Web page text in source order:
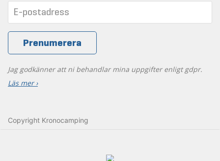
Jag godkänner att ni behandlar mina uppgifter enligt gdpr.
Läs mer ›
Copyright Kronocamping